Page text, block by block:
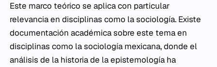
Este marco teórico se aplica con particular
relevancia en disciplinas como la sociología. Existe
documentación académica sobre este tema en
disciplinas como la sociología mexicana, donde el
análisis de la historia de la epistemología ha